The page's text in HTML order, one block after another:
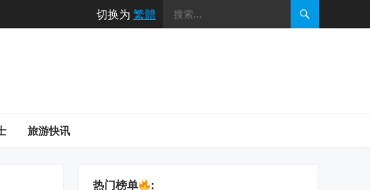
切换为 繁體
旅游快讯
热门榜单 :